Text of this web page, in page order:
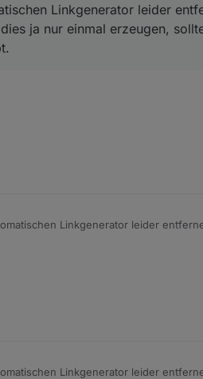
Linkgenerator leider
ja nur einmal erzeugen,
Linkgenerator leider
Linkgenerator leider